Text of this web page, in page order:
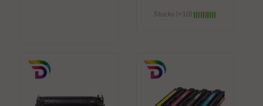
Stocks (+10)